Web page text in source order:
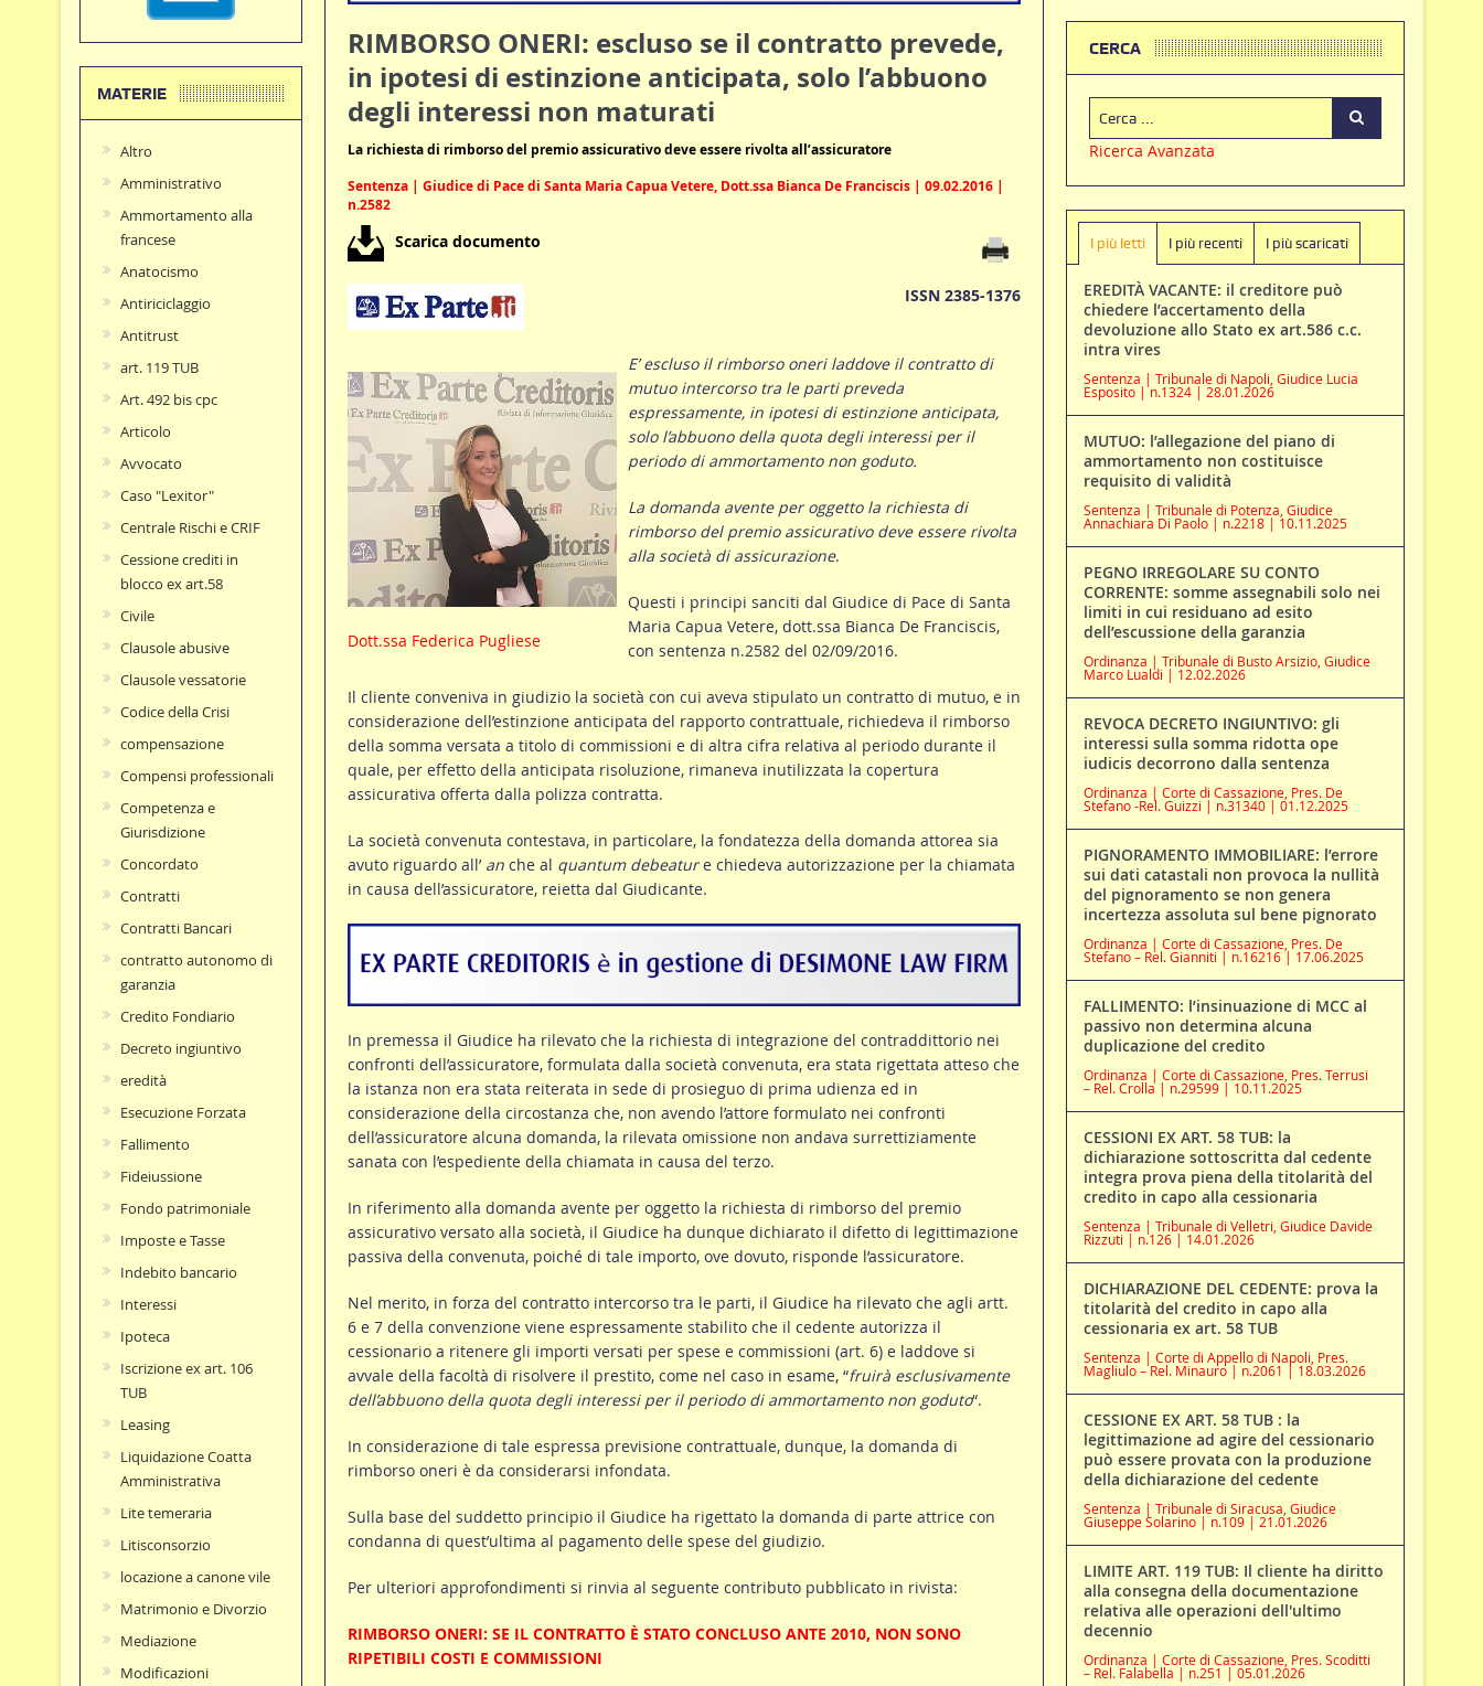
RIMBORSO ONERI: escluso se il contratto prevede,
in ipotesi di estinzione anticipata, solo l’abbuono
degli interessi non maturati
La richiesta di rimborso del premio assicurativo deve essere rivolta all’assicuratore
Sentenza | Giudice di Pace di Santa Maria Capua Vetere, Dott.ssa Bianca De Franciscis | 09.02.2016 |
n.2582
Scarica documento
ISSN 2385-1376
Dott.ssa Federica Pugliese
E’ escluso il rimborso oneri laddove il contratto di
mutuo intercorso tra le parti preveda
espressamente, in ipotesi di estinzione anticipata,
solo l’abbuono della quota degli interessi per il
periodo di ammortamento non goduto.
La domanda avente per oggetto la richiesta di
rimborso del premio assicurativo deve essere rivolta
alla società di assicurazione.
Questi i principi sanciti dal Giudice di Pace di Santa
Maria Capua Vetere, dott.ssa Bianca De Franciscis,
con sentenza n.2582 del 02/09/2016.
Il cliente conveniva in giudizio la società con cui aveva stipulato un contratto di mutuo, e in
considerazione dell’estinzione anticipata del rapporto contrattuale, richiedeva il rimborso
della somma versata a titolo di commissioni e di altra cifra relativa al periodo durante il
quale, per effetto della anticipata risoluzione, rimaneva inutilizzata la copertura
assicurativa offerta dalla polizza contratta.
La società convenuta contestava, in particolare, la fondatezza della domanda attorea sia
avuto riguardo all’ anche al quantum debeature chiedeva autorizzazione per la chiamata
in causa dell’assicuratore, reietta dal Giudicante.
In premessa il Giudice ha rilevato che la richiesta di integrazione del contraddittorio nei
confronti dell’assicuratore, formulata dalla società convenuta, era stata rigettata atteso che
la istanza non era stata reiterata in sede di prosieguo di prima udienza ed in
considerazione della circostanza che, non avendo l’attore formulato nei confronti
dell’assicuratore alcuna domanda, la rilevata omissione non andava surrettiziamente
sanata con l’espediente della chiamata in causa del terzo.
In riferimento alla domanda avente per oggetto la richiesta di rimborso del premio
assicurativo versato alla società, il Giudice ha dunque dichiarato il difetto di legittimazione
passiva della convenuta, poiché di tale importo, ove dovuto, risponde l’assicuratore.
Nel merito, in forza del contratto intercorso tra le parti, il Giudice ha rilevato che agli artt.
6 e 7 della convenzione viene espressamente stabilito che il cedente autorizza il
cessionario a ritenere gli importi versati per spese e commissioni (art. 6) e laddove si
avvale della facoltà di risolvere il prestito, come nel caso in esame, “fruirà esclusivamente
dell’abbuono della quota degli interessi per il periodo di ammortamento non goduto“.
In considerazione di tale espressa previsione contrattuale, dunque, la domanda di
rimborso oneri è da considerarsi infondata.
Sulla base del suddetto principio il Giudice ha rigettato la domanda di parte attrice con
condanna di quest’ultima al pagamento delle spese del giudizio.
Per ulteriori approfondimenti si rinvia al seguente contributo pubblicato in rivista:
RIMBORSO ONERI: SE IL CONTRATTO È STATO CONCLUSO ANTE 2010, NON SONO
RIPETIBILI COSTI E COMMISSIONI
MATERIE
Altro
Amministrativo
Ammortamento alla
francese
Anatocismo
Antiriciclaggio
Antitrust
art. 119 TUB
Art. 492 bis cpc
Articolo
Avvocato
Caso "Lexitor"
Centrale Rischi e CRIF
Cessione crediti in
blocco ex art.58
Civile
Clausole abusive
Clausole vessatorie
Codice della Crisi
compensazione
Compensi professionali
Competenza e
Giurisdizione
Concordato
Contratti
Contratti Bancari
contratto autonomo di
garanzia
Credito Fondiario
Decreto ingiuntivo
eredità
Esecuzione Forzata
Fallimento
Fideiussione
Fondo patrimoniale
Imposte e Tasse
Indebito bancario
Interessi
Ipoteca
Iscrizione ex art. 106
TUB
Leasing
Liquidazione Coatta
Amministrativa
Lite temeraria
Litisconsorzio
locazione a canone vile
Matrimonio e Divorzio
Mediazione
Modificazioni
CERCA
Ricerca Avanzata
I più letti I più recenti I più scaricati
EREDITÀ VACANTE: il creditore può
chiedere l’accertamento della
devoluzione allo Stato ex art.586 c.c.
intra vires
Sentenza | Tribunale di Napoli, Giudice Lucia
Esposito | n.1324 | 28.01.2026
MUTUO: l’allegazione del piano di
ammortamento non costituisce
requisito di validità
Sentenza | Tribunale di Potenza, Giudice
Annachiara Di Paolo | n.2218 | 10.11.2025
PEGNO IRREGOLARE SU CONTO
CORRENTE: somme assegnabili solo nei
limiti in cui residuano ad esito
dell’escussione della garanzia
Ordinanza | Tribunale di Busto Arsizio, Giudice
Marco Lualdi | 12.02.2026
REVOCA DECRETO INGIUNTIVO: gli
interessi sulla somma ridotta ope
iudicis decorrono dalla sentenza
Ordinanza | Corte di Cassazione, Pres. De
Stefano -Rel. Guizzi | n.31340 | 01.12.2025
PIGNORAMENTO IMMOBILIARE: l’errore
sui dati catastali non provoca la nullità
del pignoramento se non genera
incertezza assoluta sul bene pignorato
Ordinanza | Corte di Cassazione, Pres. De
Stefano – Rel. Gianniti | n.16216 | 17.06.2025
FALLIMENTO: l’insinuazione di MCC al
passivo non determina alcuna
duplicazione del credito
Ordinanza | Corte di Cassazione, Pres. Terrusi
– Rel. Crolla | n.29599 | 10.11.2025
CESSIONI EX ART. 58 TUB: la
dichiarazione sottoscritta dal cedente
integra prova piena della titolarità del
credito in capo alla cessionaria
Sentenza | Tribunale di Velletri, Giudice Davide
Rizzuti | n.126 | 14.01.2026
DICHIARAZIONE DEL CEDENTE: prova la
titolarità del credito in capo alla
cessionaria ex art. 58 TUB
Sentenza | Corte di Appello di Napoli, Pres.
Magliulo – Rel. Minauro | n.2061 | 18.03.2026
CESSIONE EX ART. 58 TUB : la
legittimazione ad agire del cessionario
può essere provata con la produzione
della dichiarazione del cedente
Sentenza | Tribunale di Siracusa, Giudice
Giuseppe Solarino | n.109 | 21.01.2026
LIMITE ART. 119 TUB: Il cliente ha diritto
alla consegna della documentazione
relativa alle operazioni dell'ultimo
decennio
Ordinanza | Corte di Cassazione, Pres. Scoditti
– Rel. Falabella | n.251 | 05.01.2026